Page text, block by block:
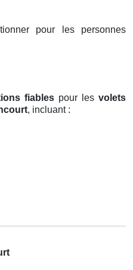
pour les personnes
fiables pour les volets
, incluant :